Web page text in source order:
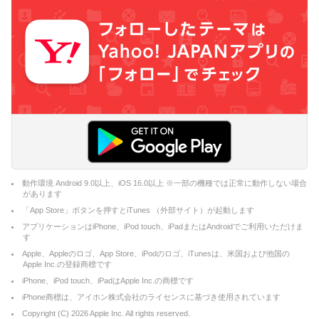
動作環境 Android 9.0以上、iOS 16.0以上 ※一部の機種では正常に動作しない場合
があります
「App Store」ボタンを押すとiTunes （外部サイト）が起動します
アプリケーションはiPhone、iPod touch、iPadまたはAndroidでご利用いただけま
す
Apple、Appleのロゴ、App Store、iPodのロゴ、iTunesは、米国および他国の
Apple Inc.の登録商標です
iPhone、iPod touch、iPadはApple Inc.の商標です
iPhone商標は、アイホン株式会社のライセンスに基づき使用されています
Copyright (C) 2026Apple Inc. All rights reserved.